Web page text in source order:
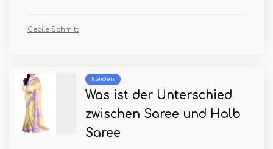
Cecile Schmitt
Kleiden
Was ist der Unterschied
zwischen Saree und Halb
Saree